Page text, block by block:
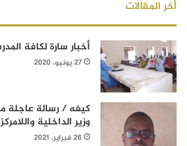
أخر المقالات
أخبار سارة لكافة
27 يونيو، 2020
كيفه / رسالة عاجلة
وزير الداخلية
26 فبراير، 2021